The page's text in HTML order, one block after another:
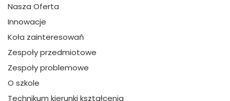
Nasza Oferta
Innowacje
Koła zainteresowań
Zespoły przedmiotowe
Zespoły problemowe
O szkole
Technikum kierunki kształcenia